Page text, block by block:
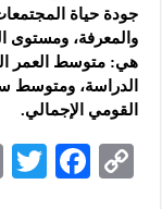
جودة حياة
والمعرفة، ومستوى
هي: متوسط العمر
الدراسة، ومتوسط
القومي الإجمالي.
C
F